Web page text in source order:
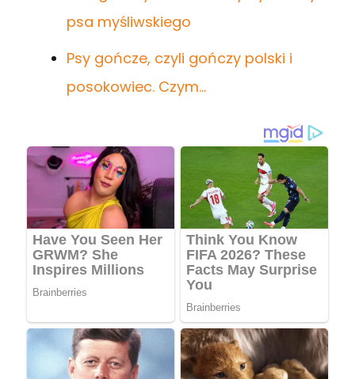
psa myśliwskiego
Psy gończe, czyli gończy polski i
posokowiec. Czym…